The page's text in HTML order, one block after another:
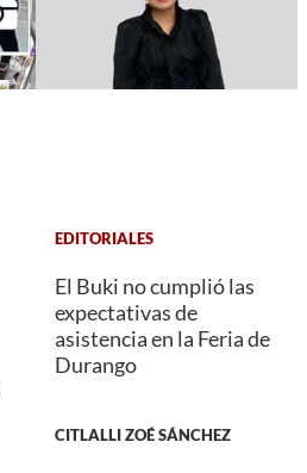
EDITORIALES
El Buki no cumplió las
expectativas de
asistencia en la Feria de
Durango
CITLALLI ZOÉ SÁNCHEZ